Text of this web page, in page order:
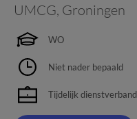
UMCG, Groningen
WO
Niet nader bepaald
Tijdelijk dienstverband